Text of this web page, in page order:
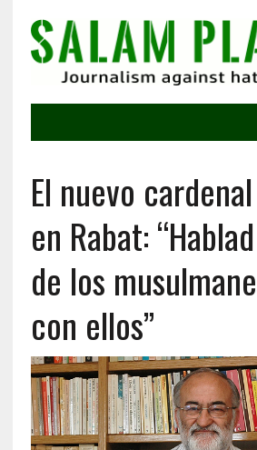
El nuevo
en Rabat:
de los
con ellos”